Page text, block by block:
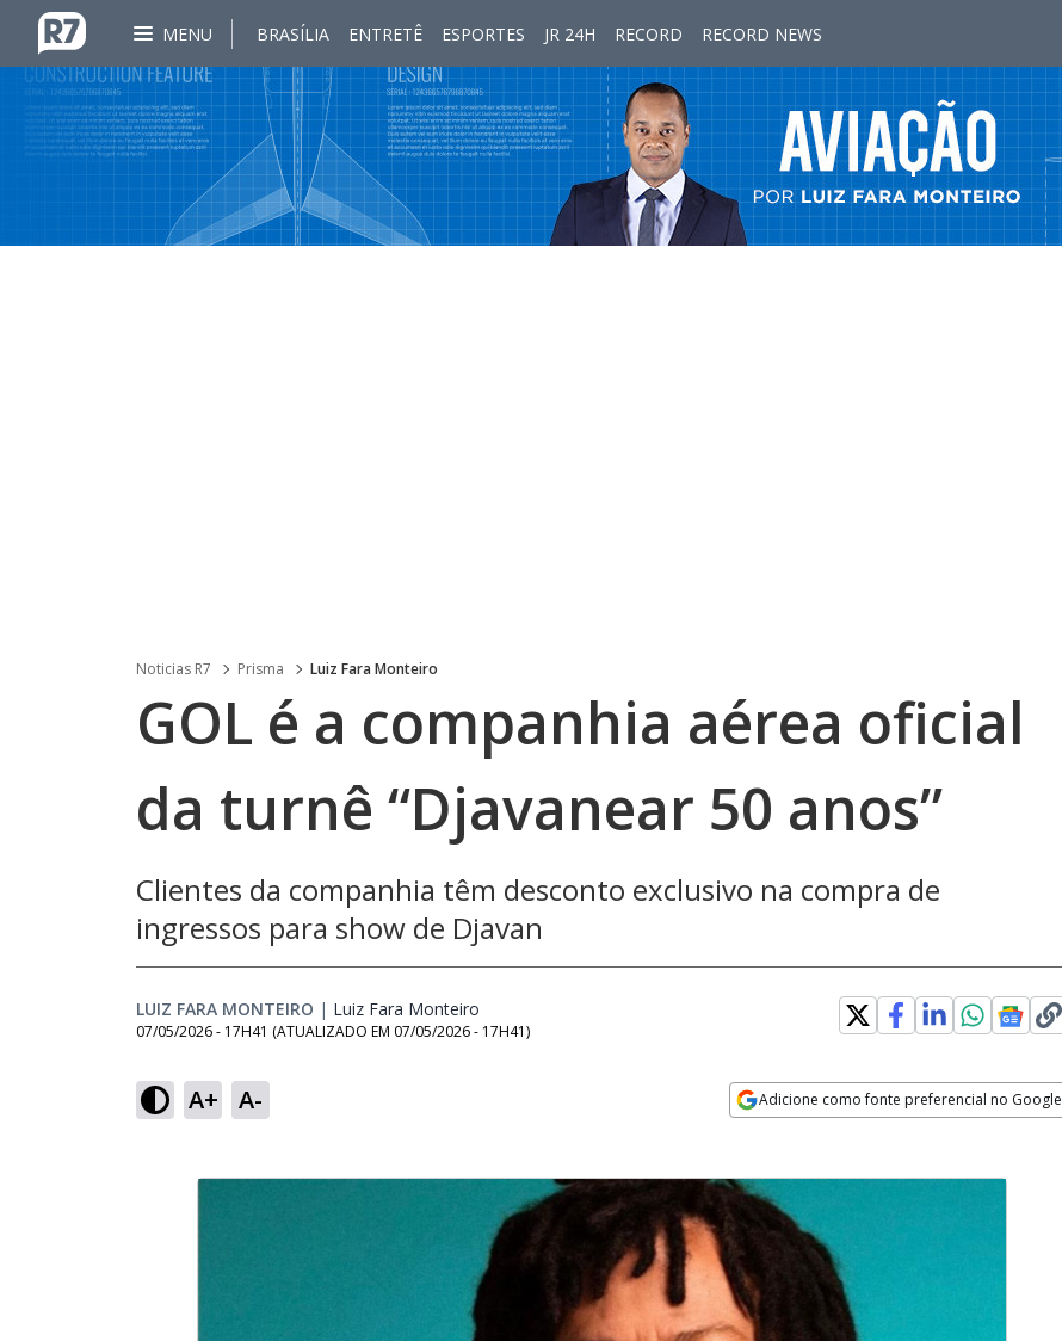
MENU BRASÍLIA ENTRETÊ ESPORTES JR 24H RECORD RECORD NEWS
Noticias R7 Prisma Luiz Fara Monteiro
GOL é a companhia aérea oficial
da turnê “Djavanear 50 anos”
Clientes da companhia têm desconto exclusivo na compra de
ingressos para show de Djavan
LUIZ FARA MONTEIRO | Luiz Fara Monteiro
07/05/2026 - 17H41 (ATUALIZADO EM 07/05/2026 - 17H41)
A+ A- Adicione como fonte preferencial no Google